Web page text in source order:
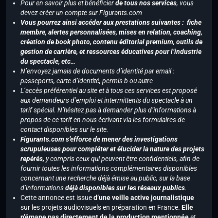
Pour en savoir plus et bénéficierde tous nos services, vous
devez créer un compte sur Figurants.com
Vous pourrez ainsi accéder aux prestations suivantes : fiche
membre, alertes personnalisées, mises en relation, coaching,
création de book photo, contenu éditorial premium, outils de
gestion de carrière, et ressources éducatives pour l’industrie
du spectacle, etc…
N’envoyez jamais de documents d’identité par email :
passeports, carte d’identité, permis b ou autre
L’accès préférentiel au site et à tous ces services est proposé
aux demandeurs d’emploi et intermittents du spectacle à un
tarif spécial. N’hésitez pas à demander plus d’informations à
propos de ce tarif en nous écrivant via les formulaires de
contact disponibles sur le site.
Figurants.com s’efforce de mener des investigations
scrupuleuses pour compléter et élucider la nature des projets
repérés, y compris ceux qui peuvent être confidentiels, afin de
fournir toutes les informations complémentaires disponibles
concernant une recherche déjà émise au public, sur la base
d’informationsdéjà disponibles sur les réseaux publics.
Cette annonce est issued’une veille active journalistique
sur les projets audiovisuels en préparation en France. Elle